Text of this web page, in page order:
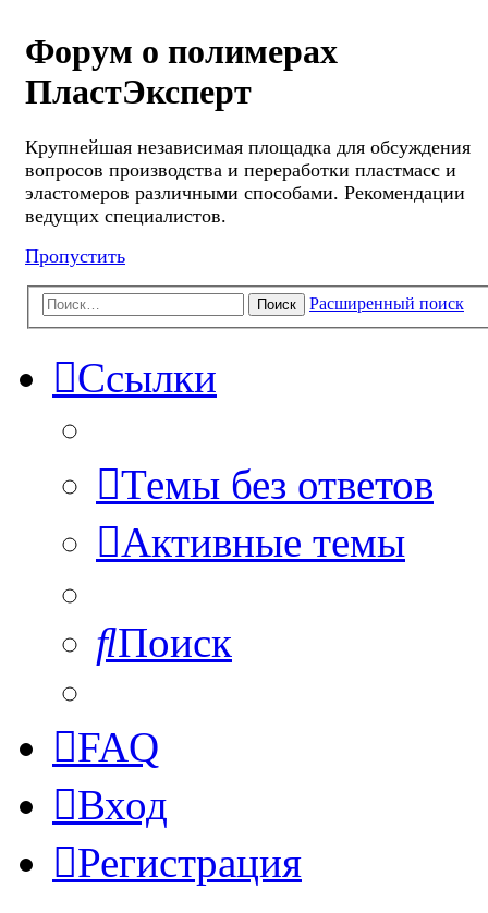
Форум о полимерах
ПластЭксперт
Крупнейшая независимая площадка для обсуждения
вопросов производства и переработки пластмасс и
эластомеров различными способами. Рекомендации
ведущих специалистов.
Пропустить
Поиск Расширенный поиск
Ссылки
Темы без ответов
Активные темы
Поиск
FAQ
Вход
Регистрация